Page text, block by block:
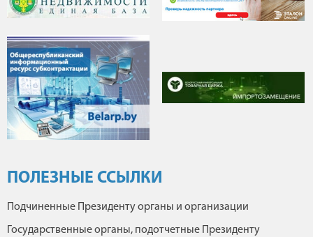
ПОЛЕЗНЫЕ ССЫЛКИ
Подчиненные Президенту органы и организации
Государственные органы, подотчетные Президенту